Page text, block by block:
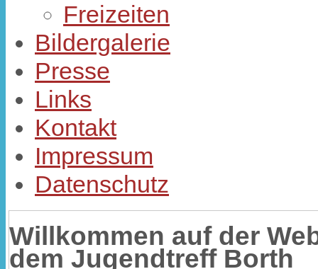
Freizeiten
Bildergalerie
Presse
Links
Kontakt
Impressum
Datenschutz
Willkommen auf der
dem Jugendtreff Borth